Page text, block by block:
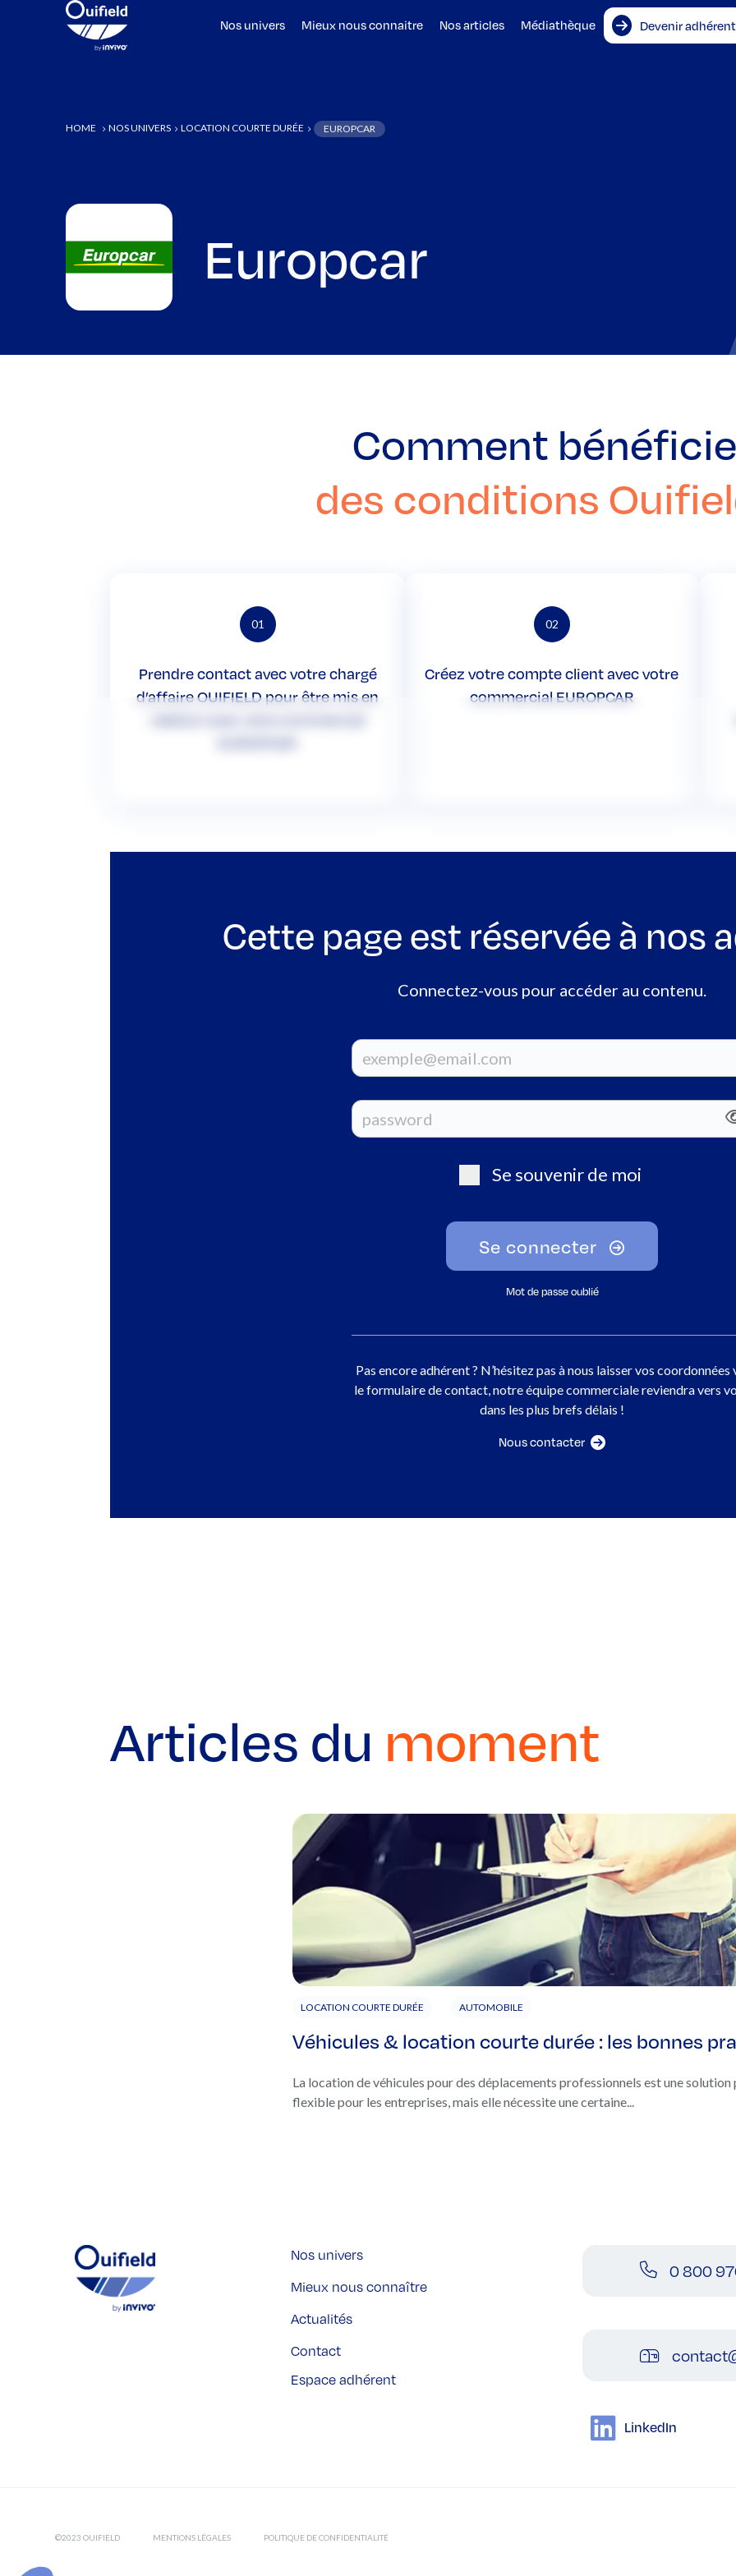
Nos univers Mieux nous connaitre Nos articles Médiathèque Devenir adhérent
HOME 5 NOS UNIVERS 5 LOCATION COURTE DURÉE 5 EUROPCAR
Europcar
Comment
des conditions
01
Prendre contact avec votre chargé
d’affaire OUIFIELD pour être mis en
02
Créez votre compte client avec votre
commercial EUROPCAR
Cette page est réservée à nos
Connectez-vous pour accéder au contenu.
Se souvenir de moi
Se connecter
Mot de passe oublié
Pas encore adhérent ? N’hésitez pas à nous laisser vos coordonnées
le formulaire de contact, notre équipe commerciale reviendra vers
dans les plus brefs délais !
Nous contacter
Articles du moment
LOCATION COURTE DURÉE AUTOMOBILE
Véhicules & location courte durée : les bonnes
La location de véhicules pour des déplacements professionnels est une
flexible pour les entreprises, mais elle nécessite une certaine...
Nos univers
Mieux nous connaître
Actualités
Contact
Espace adhérent
0 800
LinkedIn
©2023 OUIFIELD MENTIONS LÉGALES POLITIQUE DE CONFIDENTIALITÉ